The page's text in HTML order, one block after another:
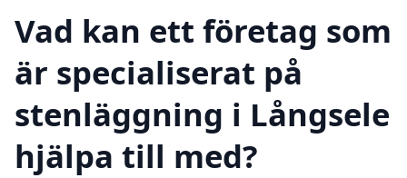
Vad kan ett företag som
är specialiserat på
stenläggning i Långsele
hjälpa till med?